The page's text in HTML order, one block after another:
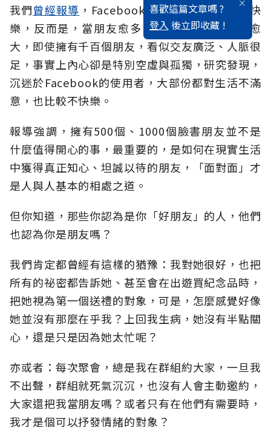
喜歡這篇文章嗎 ?
登入 後立即收藏 !
我們曾經報導 ，Facebook朋友愈多並不代表愈快
樂，反而是，當朋友愈多，對社會的疏離感便愈
大，即使擁有千百個朋友，看似交友廣泛、人脈很
足，事實上內心卻是特別空虛與孤獨，研究發現，
沉迷於Facebook的使用者，大部份都對生活不滿
意，也比較不快樂。
報導強調，擁有500個、1000個臉書朋友並不是
什麼值得開心的事，最重要的，是如何在現實生活
中獲得真正知心、坦誠以待的朋友，「面對面」才
是人與人基本的相處之道。
但你知道，那些你認為是你「好朋友」的人，他們
也認為你是朋友嗎？
我們肯定都曾經有這樣的猶豫：我對她很好，也把
所有的祕密都告訴她、甚至會在出遊買紀念品時，
把她視為第一個送禮的對象，可是，怎麼感覺好像
她並沒有那麼在乎我？上回我生病，她沒有半點關
心，還是只是因為她太忙呢？
亦或者：每次聚會，總是我在群組約大家，一旦我
不出聲，群組就死氣沉沉，也沒有人會主動邀約，
大家還把我當朋友嗎？或者只有在他們有需要時，
我才是個可以抒發情緒的對象？